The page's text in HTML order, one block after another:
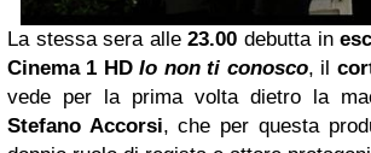
La stessa sera alle23.00 debutta in
Cinema 1 HDIo non ti conosco, il
vede per la prima volta dietro la
Stefano Accorsi, che per questa